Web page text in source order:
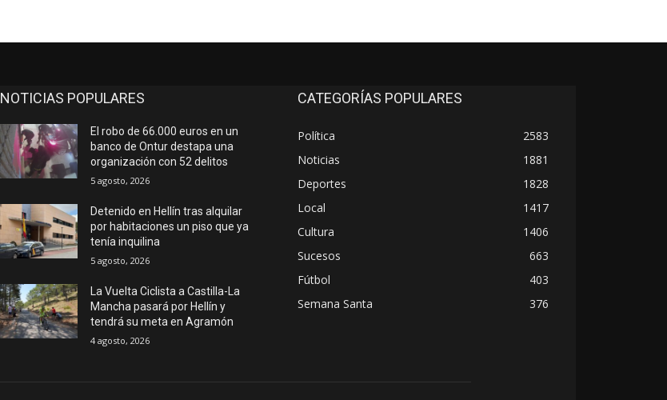
NOTICIAS POPULARES
El robo de 66.000 euros en un
banco de Ontur destapa una
organización con 52 delitos
5 agosto, 2026
Detenido en Hellín tras alquilar
por habitaciones un piso que ya
tenía inquilina
5 agosto, 2026
La Vuelta Ciclista a Castilla-La
Mancha pasará por Hellín y
tendrá su meta en Agramón
4 agosto, 2026
CATEGORÍAS POPULARES
Política
2583
Noticias
1881
Deportes
1828
Local
1417
Cultura
1406
Sucesos
663
Fútbol
403
Semana Santa
376